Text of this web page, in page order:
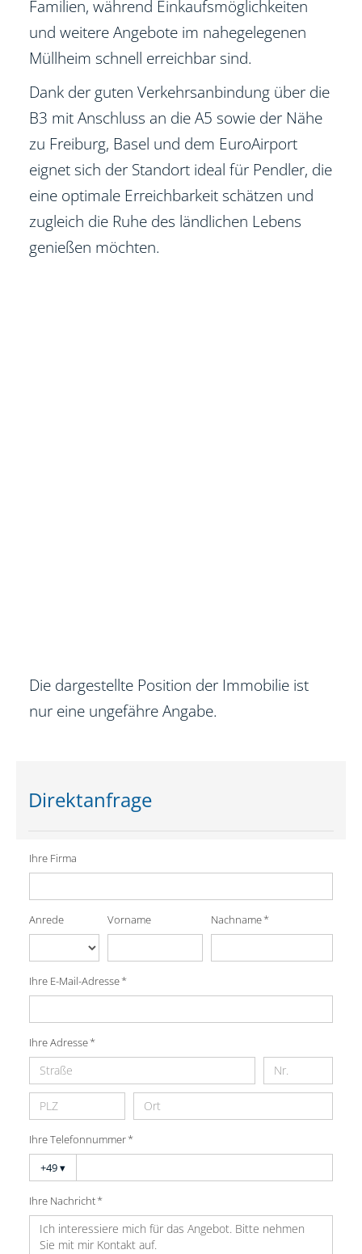
Familien, während Einkaufsmöglichkeiten
und weitere Angebote im nahegelegenen
Müllheim schnell erreichbar sind.
Dank der guten Verkehrsanbindung über die
B3 mit Anschluss an die A5 sowie der Nähe
zu Freiburg, Basel und dem EuroAirport
eignet sich der Standort ideal für Pendler, die
eine optimale Erreichbarkeit schätzen und
zugleich die Ruhe des ländlichen Lebens
genießen möchten.
Die dargestellte Position der Immobilie ist
nur eine ungefähre Angabe.
Direktanfrage
Ihre Firma
Anrede Vorname Nachname *
Ihre E-Mail-Adresse *
Ihre Adresse *
Ihre Telefonnummer *
+49▾
Ihre Nachricht *